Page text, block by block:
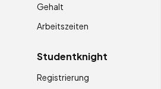
Gehalt
Arbeitszeiten
Studentknight
Registrierung